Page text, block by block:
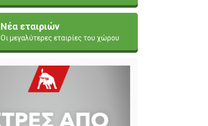
Νέα εταιριών
Οι μεγαλύτερες εταιρίες του χώρου